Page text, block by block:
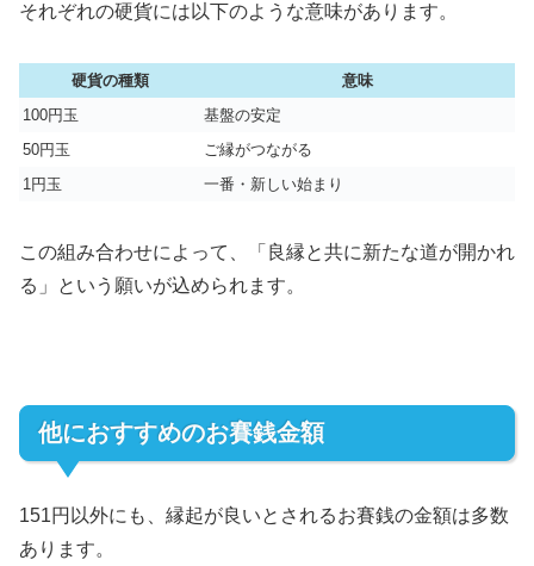
それぞれの硬貨には以下のような意味があります。
硬貨の種類
意味
100円玉
基盤の安定
50円玉
ご縁がつながる
1円玉
一番・新しい始まり
この組み合わせによって、「良縁と共に新たな道が開かれ
る」という願いが込められます。
他におすすめのお賽銭金額
151円以外にも、縁起が良いとされるお賽銭の金額は多数
あります。